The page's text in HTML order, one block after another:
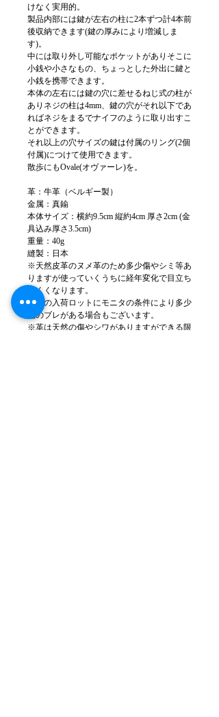
けなく実用的。
製品内部には鍵が左右の柱に2本ずつ計4本前
後収納できます(鍵の厚みにより増減しま
す)。
中には取り外し可能なポケットがありそこに
小銭や小さなもの、ちょっとした外出に鍵と
小銭を携帯できます。
本体の左右には鍵の穴に差せるねじ式の柱が
ありネジの柱は4mm、鍵の穴がそれ以下であ
ればネジをまるでナイフのように取り出すこ
とができます。
それ以上の穴サイズの鍵は付属のリング(2個
付属)につけて使用できます。
散歩にもOvale(オヴァーレ)を。
革：牛革（ベルギー製）
金属：真鍮
本体サイズ：横約9.5cm 縦約4cm 厚さ2cm (金
具込み厚さ3.5cm)
重量：40g
縫製：日本
※天然皮革のヌメ革のため多少傷やシミ等あ
りますが使っていくうちに経年変化で目立ち
にくくなります。
※革の入荷ロットにモニタの条件により多少
色のブレがある場合もございます。
※革は天然の傷やシワがありますができる限